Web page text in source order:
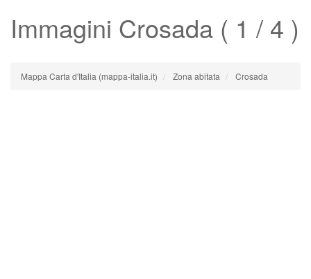
Immagini Crosada ( 1 / 4 )
Mappa Carta d'Italia (mappa-italia.it) Zona abitata Crosada